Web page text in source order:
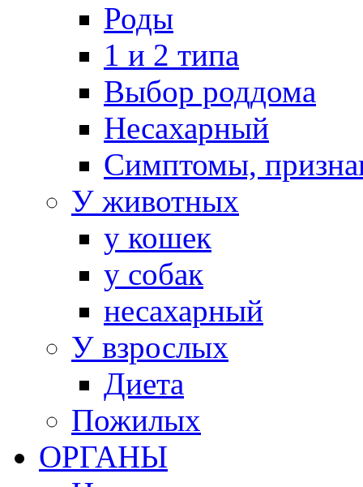
Роды
1 и 2 типа
Выбор роддома
Несахарный
Симптомы,
У животных
у кошек
у собак
несахарный
У взрослых
Диета
Пожилых
ОРГАНЫ